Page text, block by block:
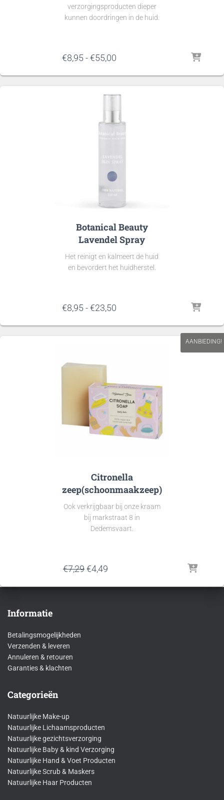
verzorgingsproducten dieper
kunnen doordringen in de huid.
€8,95-€55,00
tot
Botanical Beauty
Lavendel Spray
Het reinigt en kalmeert de huid
en bevordert het huidherstel.
€8,95-€23,50
tot
AANBIEDING!
Citronella
zeep(schoonmaakzeep)
Ook verkrijgbaar bij onze kraam
bij markstraat 8 in
Dedemsvaart.
€7,29Oorspronkelijke
was:
€4,49
is:
Informatie
Betalingsmogelijkheden
Verzenden & leveren
Annuleren & retouren
Garanties & klachten
Categorieën
Natuurlijke Make-up
Natuurlijke Lichaamsproducten
Natuurlijke gezichtsverzorging
Natuurlijke Baby & kind Verzorging
Natuurlijke Hand & Voet Producten
Natuurlijke Scrub & Maskers
Natuurlijke Haar Producten